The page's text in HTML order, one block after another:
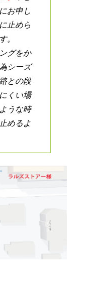
お申し
止めら
。
グをか
シーズ
との段
くい場
うな時
めるよ